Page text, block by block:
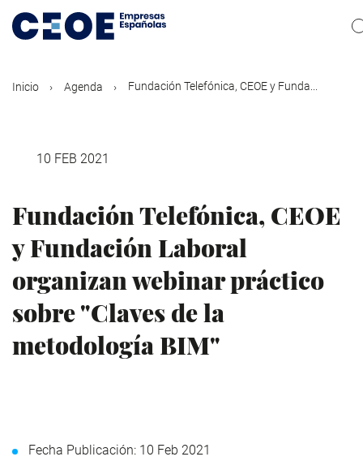
contenido
Inicio Agenda Fundación Telefónica, CEOE y Funda...
10 FEB 2021
Fundación Telefónica, CEOE
y Fundación Laboral
organizan webinar práctico
sobre "Claves de la
metodología BIM"
Fecha Publicación: 10 Feb 2021